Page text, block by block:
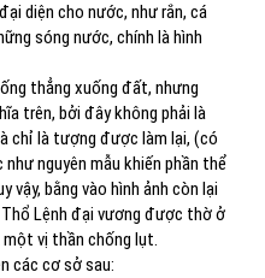
diện cho nước, như rắn, cá
sóng nước, chính là hình
thẳng xuống đất, nhưng
trên, bởi đây không phải là
chỉ là tượng được làm lại, (có
nguyên mẫu khiến phần thể
vậy, bằng vào hình ảnh còn lại
Lệnh đại vương được thờ ở
một vị thần chống lụt.
các cơ sở sau: